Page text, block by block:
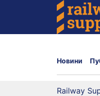
Новини
Railway